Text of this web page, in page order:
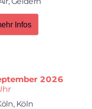
Infos
2026
Köln